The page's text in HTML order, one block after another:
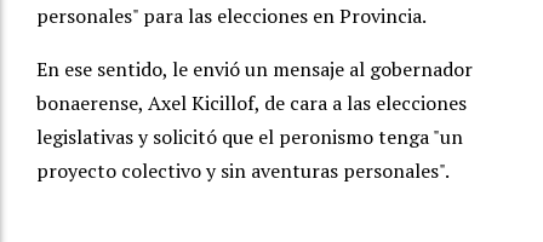
personales" para las elecciones en Provincia.
En ese sentido, le envió un mensaje al gobernador
bonaerense, Axel Kicillof, de cara a las elecciones
legislativas y solicitó que el peronismo tenga "un
proyecto colectivo y sin aventuras personales".